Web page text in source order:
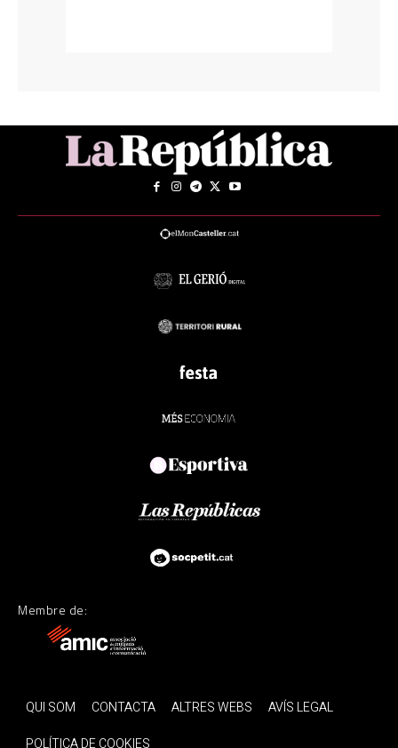
Membre de:
QUI SOM CONTACTA ALTRES WEBS
AVÍS LEGAL
POLÍTICA DE COOKIES